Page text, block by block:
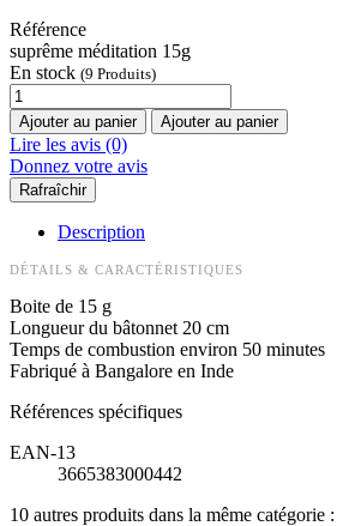
Référence
suprême méditation 15g
En stock (9 Produits)
Ajouter au panier Ajouter au panier
Lire les avis (0)
Donnez votre avis
Description
DÉTAILS & CARACTÉRISTIQUES
Boite de 15 g
Longueur du bâtonnet 20 cm
Temps de combustion environ 50 minutes
Fabriqué à Bangalore en Inde
Références spécifiques
EAN-13
3665383000442
10 autres produits dans la même catégorie :